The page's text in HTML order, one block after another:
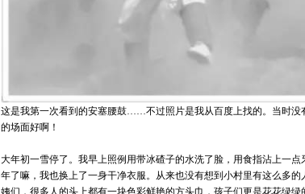
这是我第一次看到的安塞腰鼓……不过照片是我从百度上找的。当时没
的场面好啊！
大年初一雪停了。我早上照例用带冰碴子的水洗了脸，用食指沾上一
年了嘛，我也换上了一身干净衣服。从来也没有想到小村里有这么多
姨们，很多人的头上都有一块色彩鲜艳的方头巾，孩子们更是花花绿